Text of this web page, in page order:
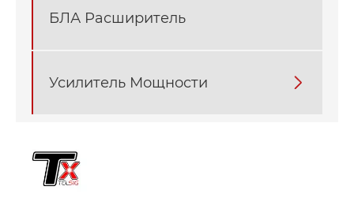
БЛА Расширитель
Усилитель Мощности 